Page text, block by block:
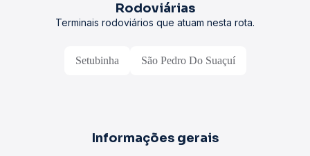
Rodoviárias
Terminais rodoviários que atuam nesta rota.
Setubinha São Pedro Do Suaçuí
Informações gerais